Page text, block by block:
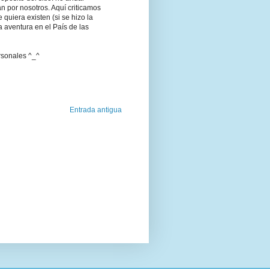
por nosotros. Aquí criticamos
quiera existen (si se hizo la
aventura en el País de las
^_^
Entrada antigua